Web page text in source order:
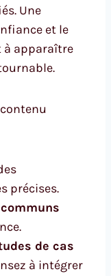
Une
et le
à apparaître
précises.
de cas
à intégrer